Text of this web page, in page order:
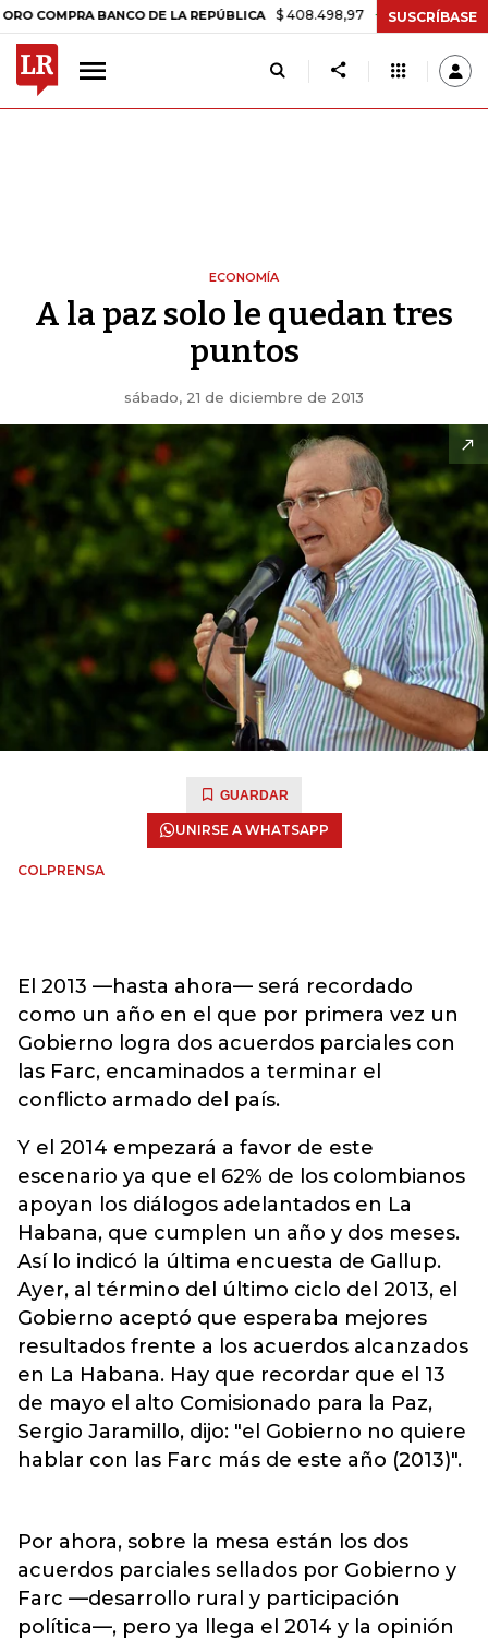
BANCO DE LA REPÚBLICA $ 408.498,97 +$ 8.753,81 +2,19%
SUSCRÍBASE
ECONOMÍA
A la paz solo le quedan tres
puntos
sábado, 21 de diciembre de 2013
GUARDAR
UNIRSE A WHATSAPP
COLPRENSA
El 2013 —hasta ahora— será recordado
como un año en el que por primera vez un
Gobierno logra dos acuerdos parciales con
las Farc, encaminados a terminar el
conflicto armado del país.
Y el 2014 empezará a favor de este
escenario ya que el 62% de los colombianos
apoyan los diálogos adelantados en La
Habana, que cumplen un año y dos meses.
Así lo indicó la última encuesta de Gallup.
Ayer, al término del último ciclo del 2013, el
Gobierno aceptó que esperaba mejores
resultados frente a los acuerdos alcanzados
en La Habana. Hay que recordar que el 13
de mayo el alto Comisionado para la Paz,
Sergio Jaramillo, dijo: "el Gobierno no quiere
hablar con las Farc más de este año (2013)".
Por ahora, sobre la mesa están los dos
acuerdos parciales sellados por Gobierno y
Farc —desarrollo rural y participación
política—, pero ya llega el 2014 y la opinión